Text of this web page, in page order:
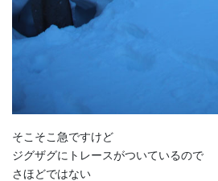
そこそこ急ですけど
ジグザグにトレースがついているので
さほどではない